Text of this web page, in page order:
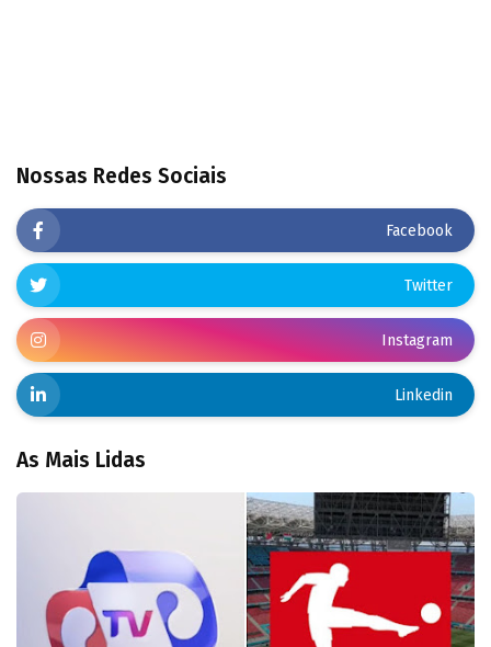
Nossas Redes Sociais
Facebook
Twitter
Instagram
Linkedin
As Mais Lidas